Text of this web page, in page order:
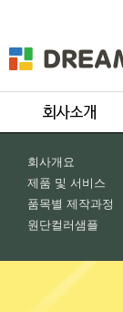
회사개요
제품 및 서비스
품목별 제작과정
원단컬러샘플